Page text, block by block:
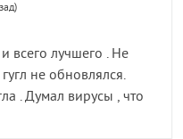
всего лучшего . Не
не обновлялся.
. Думал вирусы , что